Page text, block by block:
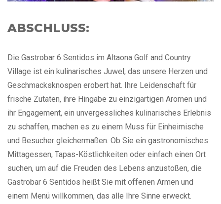
ABSCHLUSS:
Die Gastrobar 6 Sentidos im Altaona Golf and Country
Village ist ein kulinarisches Juwel, das unsere Herzen und
Geschmacksknospen erobert hat. Ihre Leidenschaft für
frische Zutaten, ihre Hingabe zu einzigartigen Aromen und
ihr Engagement, ein unvergessliches kulinarisches Erlebnis
zu schaffen, machen es zu einem Muss für Einheimische
und Besucher gleichermaßen. Ob Sie ein gastronomisches
Mittagessen, Tapas-Köstlichkeiten oder einfach einen Ort
suchen, um auf die Freuden des Lebens anzustoßen, die
Gastrobar 6 Sentidos heißt Sie mit offenen Armen und
einem Menü willkommen, das alle Ihre Sinne erweckt.